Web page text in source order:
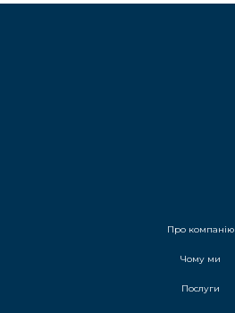
Про компанію
Чому ми
Послуги